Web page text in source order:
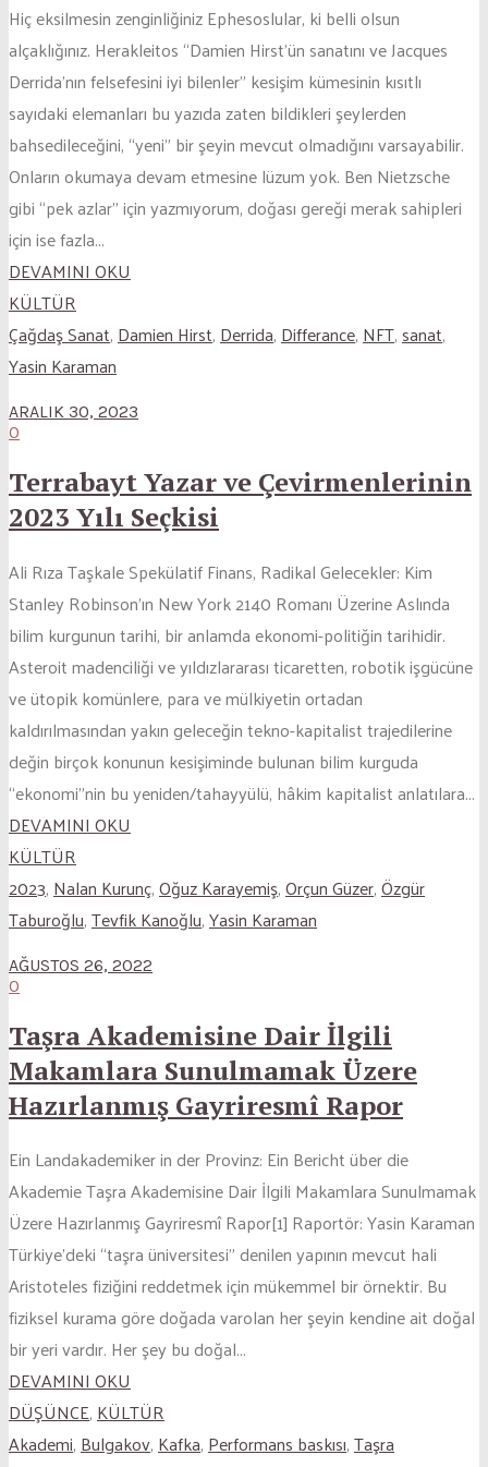
Hiç eksilmesin zenginliğiniz Ephesoslular, ki belli olsun
alçaklığınız. Herakleitos “Damien Hirst’ün sanatını ve Jacques
Derrida’nın felsefesini iyi bilenler” kesişim kümesinin kısıtlı
sayıdaki elemanları bu yazıda zaten bildikleri şeylerden
bahsedileceğini, “yeni” bir şeyin mevcut olmadığını varsayabilir.
Onların okumaya devam etmesine lüzum yok. Ben Nietzsche
gibi “pek azlar” için yazmıyorum, doğası gereği merak sahipleri
için ise fazla...
DEVAMINI OKU
KÜLTÜR
Çağdaş Sanat,Damien Hirst,Derrida,Differance,NFT,sanat,
Yasin Karaman
ARALIK 30, 2023
0
Terrabayt Yazar ve Çevirmenlerinin
2023 Yılı Seçkisi
Ali Rıza Taşkale Spekülatif Finans, Radikal Gelecekler: Kim
Stanley Robinson’ın New York 2140 Romanı Üzerine Aslında
bilim kurgunun tarihi, bir anlamda ekonomi-politiğin tarihidir.
Asteroit madenciliği ve yıldızlararası ticaretten, robotik işgücüne
ve ütopik komünlere, para ve mülkiyetin ortadan
kaldırılmasından yakın geleceğin tekno-kapitalist trajedilerine
değin birçok konunun kesişiminde bulunan bilim kurguda
“ekonomi”nin bu yeniden/tahayyülü, hâkim kapitalist anlatılara...
DEVAMINI OKU
KÜLTÜR
2023, Nalan Kurunç,Oğuz Karayemiş,Orçun Güzer,Özgür
Taburoğlu,Tevfik Kanoğlu,Yasin Karaman
AĞUSTOS 26, 2022
0
Taşra Akademisine Dair İlgili
Makamlara Sunulmamak Üzere
Hazırlanmış Gayriresmî Rapor
Ein Landakademiker in der Provinz: Ein Bericht über die
Akademie Taşra Akademisine Dair İlgili Makamlara Sunulmamak
Üzere Hazırlanmış Gayriresmî Rapor[1] Raportör: Yasin Karaman
Türkiye’deki “taşra üniversitesi” denilen yapının mevcut hali
Aristoteles fiziğini reddetmek için mükemmel bir örnektir. Bu
fiziksel kurama göre doğada varolan her şeyin kendine ait doğal
bir yeri vardır. Her şey bu doğal...
DEVAMINI OKU
DÜŞÜNCE,KÜLTÜR
Akademi,Bulgakov,Kafka,Performans baskısı,Taşra